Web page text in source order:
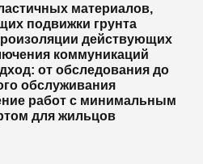
материалов,
подвижки грунта
действующих
коммуникаций
от обследования до
обслуживания
работ с минимальным
для жильцов